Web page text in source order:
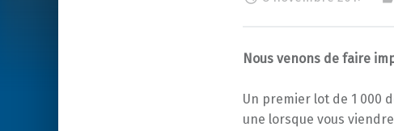
Nous venons de faire
Un premier lot de 1 000
une lorsque vous